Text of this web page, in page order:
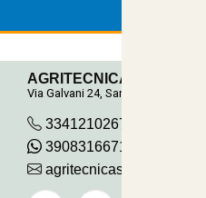
AGRITECNICA S.R.L.
Via Galvani 24, San Pancrazio
3341210267
390831667115
agritecnicasrl@gmail.com